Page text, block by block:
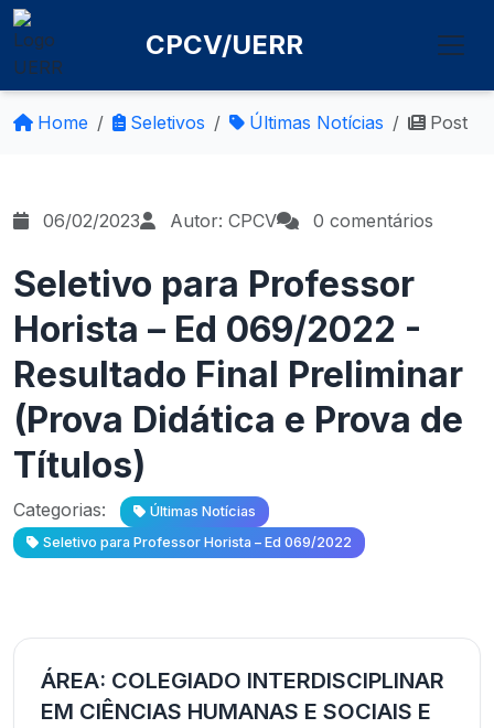
CPCV/UERR
Home Seletivos Últimas Notícias Post
06/02/2023 Autor: CPCV 0 comentários
Seletivo para Professor
Horista – Ed 069/2022 -
Resultado Final Preliminar
(Prova Didática e Prova de
Títulos)
Categorias:
Últimas Notícias
Seletivo para Professor Horista – Ed 069/2022
ÁREA: COLEGIADO INTERDISCIPLINAR
EM CIÊNCIAS HUMANAS E SOCIAIS E